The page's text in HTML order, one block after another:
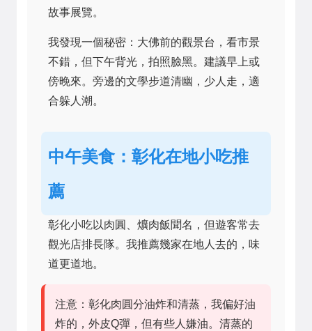
故事展覽。
我發現一個秘密：大佛前的觀景台，看市景
不錯，但下午背光，拍照臉黑。建議早上或
傍晚來。旁邊的文學步道清幽，少人走，適
合躲人潮。
中午美食：彰化在地小吃推
薦
彰化小吃以肉圓、爌肉飯聞名，但遊客常去
觀光店排長隊。我推薦幾家在地人去的，味
道更道地。
注意：彰化肉圓分油炸和清蒸，我偏好油
炸的，外皮Q彈，但有些人嫌油。清蒸的